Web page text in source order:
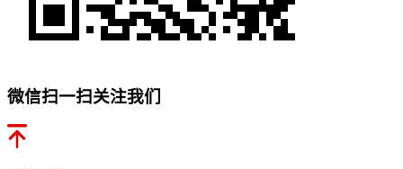
微信扫一扫关注我们